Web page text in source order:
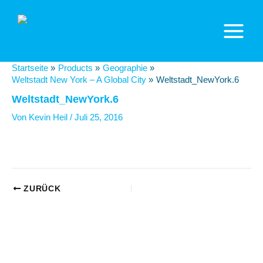
Inhalt
Main
Menu
Startseite Products
Geographie
Weltstadt New York – A Global City
Weltstadt_NewYork.6
Weltstadt_NewYork.6
Von Kevin Heil / Juli 25, 2016
Beitragsnavigation
ZURÜCK